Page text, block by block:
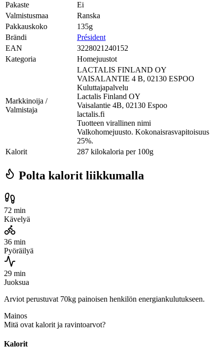
Pakaste
Ei
Valmistusmaa
Ranska
Pakkauskoko
135g
Brändi
Président
EAN
3228021240152
Kategoria
Homejuustot
Markkinoija /
Valmistaja
LACTALIS FINLAND OY
VAISALANTIE 4 B, 02130 ESPOO
Kuluttajapalvelu
Lactalis Finland OY
Vaisalantie 4B, 02130 Espoo
lactalis.fi
Tuotteen virallinen nimi
Valkohomejuusto. Kokonaisrasvapitoisuus
25%.
Kalorit
287 kilokaloria per 100g
Polta kalorit liikkumalla
72 min
Kävelyä
36 min
Pyöräilyä
29 min
Juoksua
Arviot perustuvat 70kg painoisen henkilön energiankulutukseen.
Mainos
Mitä ovat kalorit ja ravintoarvot?
Kalorit